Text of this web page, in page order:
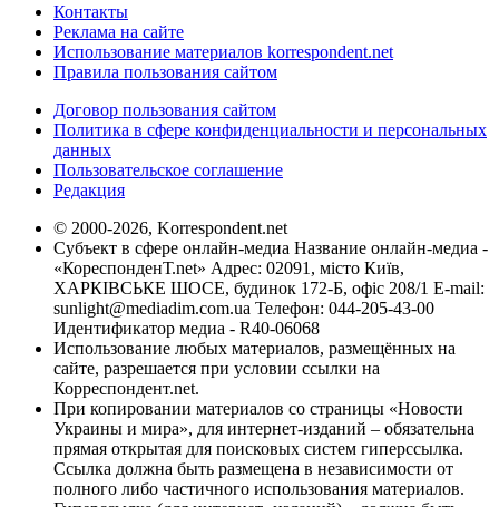
Контакты
Реклама на сайте
Использование материалов korrespondent.net
Правила пользования сайтом
Договор пользования сайтом
Политика в сфере конфиденциальности и персональных
данных
Пользовательское соглашение
Редакция
© 2000-2026, Korrespondent.net
Субъект в сфере онлайн-медиа Название онлайн-медиа -
«КореспонденТ.net» Адрес: 02091, місто Київ,
ХАРКІВСЬКЕ ШОСЕ, будинок 172-Б, офіс 208/1 E-mail:
sunlight@mediadim.com.ua Телефон: 044-205-43-00
Идентификатор медиа - R40-06068
Использование любых материалов, размещённых на
сайте, разрешается при условии ссылки на
Корреспондент.net.
При копировании материалов со страницы «Новости
Украины и мира», для интернет-изданий – обязательна
прямая открытая для поисковых систем гиперссылка.
Ссылка должна быть размещена в независимости от
полного либо частичного использования материалов.